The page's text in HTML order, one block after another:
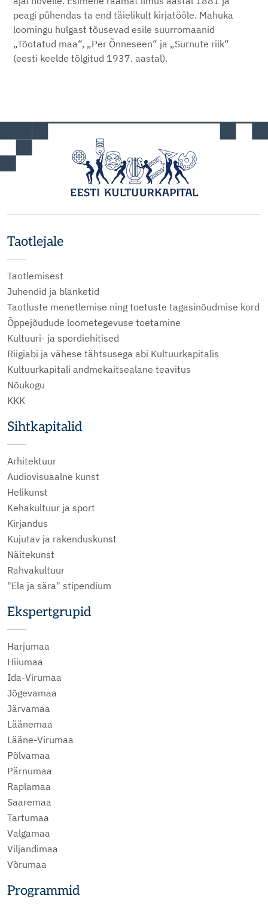
peagi pühendas ta end täielikult kirjatööle. Mahuka
loomingu hulgast tõusevad esile suurromaanid
„Tõotatud maa“, „Per Õnneseen“ ja „Surnute riik“
(eesti keelde tõlgitud 1937. aastal).
Taotlejale
Taotlemisest
Juhendid ja blanketid
Taotluste menetlemise ning toetuste tagasinõudmise kord
Õppejõudude loometegevuse toetamine
Kultuuri- ja spordiehitised
Riigiabi ja vähese tähtsusega abi Kultuurkapitalis
Kultuurkapitali andmekaitsealane teavitus
Nõukogu
KKK
Sihtkapitalid
Arhitektuur
Audiovisuaalne kunst
Helikunst
Kehakultuur ja sport
Kirjandus
Kujutav ja rakenduskunst
Näitekunst
Rahvakultuur
"Ela ja sära" stipendium
Ekspertgrupid
Harjumaa
Hiiumaa
Ida-Virumaa
Jõgevamaa
Järvamaa
Läänemaa
Lääne-Virumaa
Põlvamaa
Pärnumaa
Raplamaa
Saaremaa
Tartumaa
Valgamaa
Viljandimaa
Võrumaa
Programmid